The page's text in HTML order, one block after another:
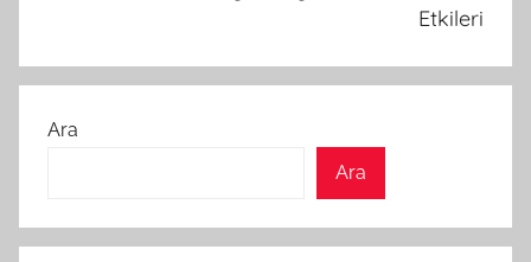
Etkileri
Ara
Ara